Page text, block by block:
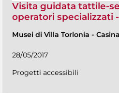
Visita guidata tattile-
operatori specializzati
Musei di Villa Torlonia -
28/05/2017
Progetti accessibili